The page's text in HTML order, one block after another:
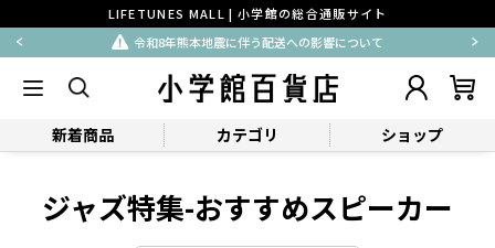
LIFETUNES MALL | 小学館の総合通販サイト
令和8年熊本地震に伴う配送への影響について
新着商品 カテゴリ ショップ
ジャズ特集-おすすめスピーカー